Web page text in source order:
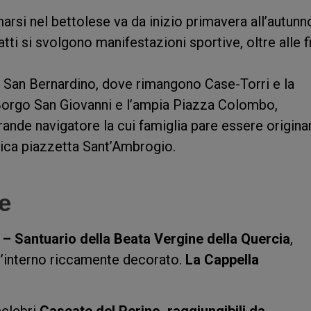
nel bettolese va da inizio primavera
si svolgono manifestazioni sportive, oltre alle
Bernardino, dove rimangono Case-Torri e la
San Giovanni e l’ampia Piazza Colombo,
navigatore la cui famiglia pare essere
piazzetta Sant’Ambrogio.
Santuario della Beata Vergine della Quercia,
riccamente decorato. La Cappella